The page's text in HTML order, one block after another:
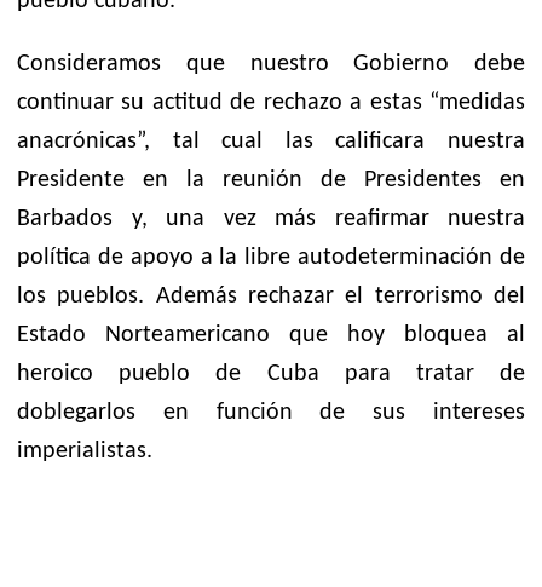
Consideramos que nuestro Gobierno debe
continuar su actitud de rechazo a estas “medidas
anacrónicas”, tal cual las calificara nuestra
Presidente en la reunión de Presidentes en
Barbados y, una vez más reafirmar nuestra
política de apoyo a la libre autodeterminación de
los pueblos. Además rechazar el terrorismo del
Estado Norteamericano que hoy bloquea al
heroico pueblo de Cuba para tratar de
doblegarlos en función de sus intereses
imperialistas.